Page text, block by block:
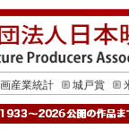
産業統計 城戸賞